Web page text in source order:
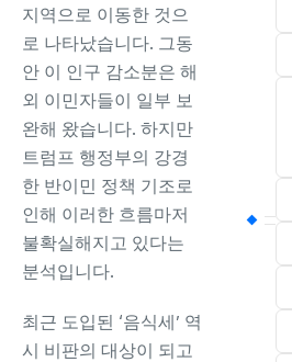
지역으로 이동한 것으
로 나타났습니다. 그동
안 이 인구 감소분은 해
외 이민자들이 일부 보
완해 왔습니다. 하지만
트럼프 행정부의 강경
한 반이민 정책 기조로
인해 이러한 흐름마저
불확실해지고 있다는
분석입니다.
최근 도입된 ‘음식세’ 역
시 비판의 대상이 되고